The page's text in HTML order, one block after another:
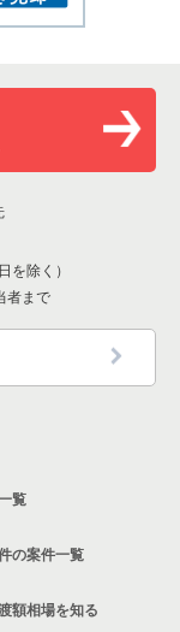
を除く）
者まで
覧
の案件一覧
額相場を知る